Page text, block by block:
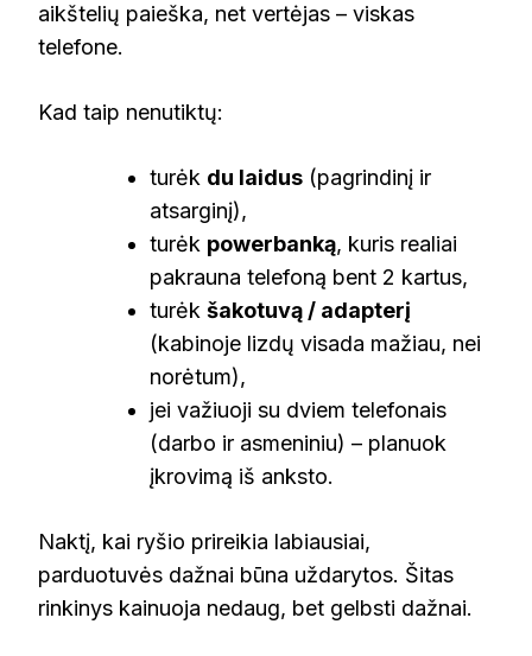
aikštelių paieška, net vertėjas – viskas
telefone.
Kad taip nenutiktų:
turėk du laidus (pagrindinį ir
atsarginį),
turėk powerbanką, kuris realiai
pakrauna telefoną bent 2 kartus,
turėk šakotuvą / adapterį
(kabinoje lizdų visada mažiau, nei
norėtum),
jei važiuoji su dviem telefonais
(darbo ir asmeniniu) – planuok
įkrovimą iš anksto.
Naktį, kai ryšio prireikia labiausiai,
parduotuvės dažnai būna uždarytos. Šitas
rinkinys kainuoja nedaug, bet gelbsti dažnai.